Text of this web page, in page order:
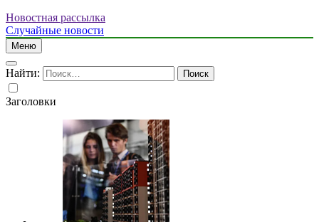
Новостная рассылка
Случайные новости
Меню
Найти:
Заголовки